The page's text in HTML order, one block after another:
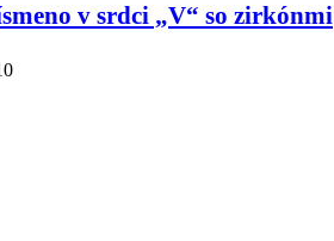
v srdci „V“ so zirkónmi